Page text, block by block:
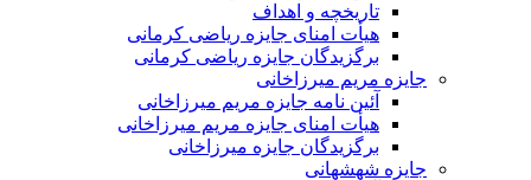
تاریخچه و اهداف
هیأت امنای جایزه ریاضی کرمانی
برگزیدگان جایزه ریاضی کرمانی
جایزه مریم میرزاخانی
آئین نامه جایزه مریم میرزاخانی
هیأت امنای جایزه مریم میرزاخانی
برگزیدگان جایزه میرزاخانی
جایزه شهشهانی